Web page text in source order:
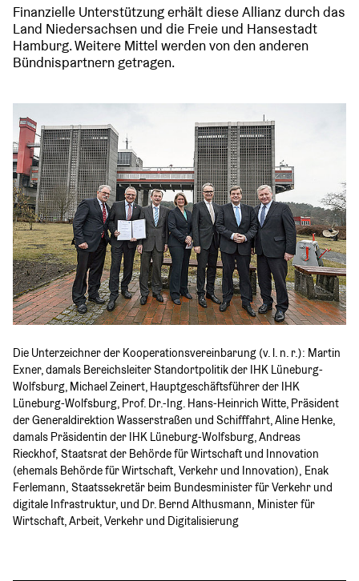
Finanzielle Unterstützung erhält diese Allianz durch das
Land Niedersachsen und die Freie und Hansestadt
Hamburg. Weitere Mittel werden von den anderen
Bündnispartnern getragen.
Die Unterzeichner der Kooperationsvereinbarung (v. l. n. r.): Martin
Exner, damals Bereichsleiter Standortpolitik der IHK Lüneburg-
Wolfsburg, Michael Zeinert, Hauptgeschäftsführer der IHK
Lüneburg-Wolfsburg, Prof. Dr.-Ing. Hans-Heinrich Witte, Präsident
der Generaldirektion Wasserstraßen und Schifffahrt, Aline Henke,
damals Präsidentin der IHK Lüneburg-Wolfsburg, Andreas
Rieckhof, Staatsrat der Behörde für Wirtschaft und Innovation
(ehemals Behörde für Wirtschaft, Verkehr und Innovation), Enak
Ferlemann, Staatssekretär beim Bundesminister für Verkehr und
digitale Infrastruktur, und Dr. Bernd Althusmann, Minister für
Wirtschaft, Arbeit, Verkehr und Digitalisierung